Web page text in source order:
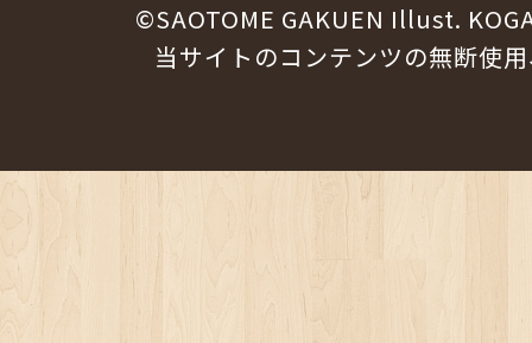
©SAOTOME GAKUEN Illust.
当サイトのコンテンツの無断使用